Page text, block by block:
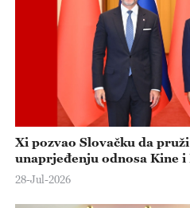
Xi pozvao Slovačku da
unaprjeđenju odnosa Kine i
28-Jul-2026